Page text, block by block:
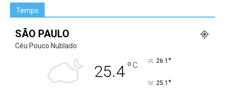
Tempo
SÃO PAULO
Céu Pouco Nublado
25.4°C 26.1 °
25.1 °